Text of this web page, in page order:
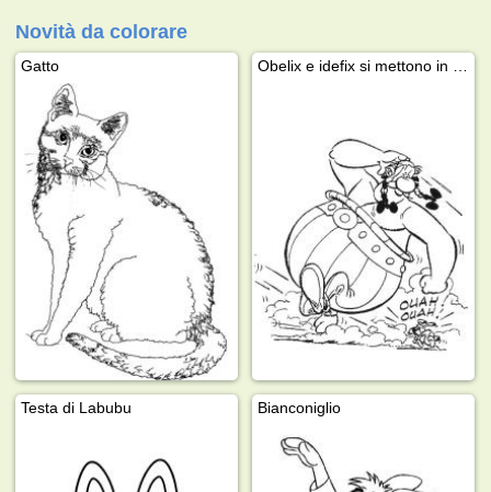
Novità da colorare
Gatto
Testa di Labubu Bianconiglio